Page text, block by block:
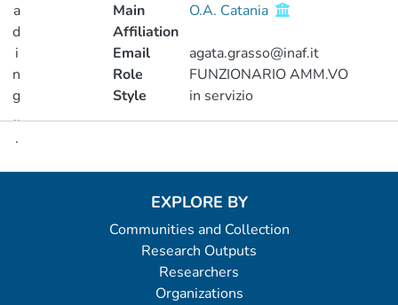
a
d
i
n
g
..
.
Loading...
Main
Affiliation
O.A. Catania
Email
agata.grasso@inaf.it
Role
FUNZIONARIO AMM.VO
Style
in servizio
EXPLORE BY
Communities and Collection
Research Outputs
Researchers
Organizations